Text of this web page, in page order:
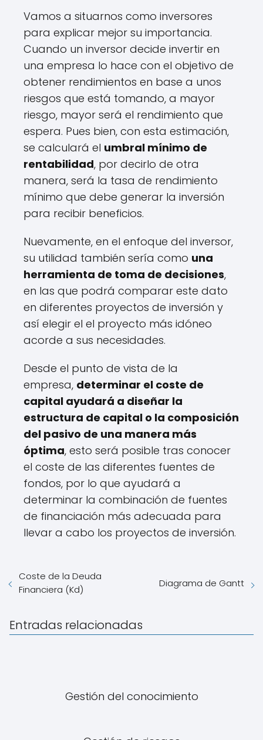
Vamos a situarnos como inversores
para explicar mejor su importancia.
Cuando un inversor decide invertir en
una empresa lo hace con el objetivo de
obtener rendimientos en base a unos
riesgos que está tomando, a mayor
riesgo, mayor será el rendimiento que
espera. Pues bien, con esta estimación,
se calculará el umbral mínimo de
rentabilidad, por decirlo de otra
manera, será la tasa de rendimiento
mínimo que debe generar la inversión
para recibir beneficios.
Nuevamente, en el enfoque del inversor,
su utilidad también sería como una
herramienta de toma de decisiones,
en las que podrá comparar este dato
en diferentes proyectos de inversión y
así elegir el el proyecto más idóneo
acorde a sus necesidades.
Desde el punto de vista de la
empresa, determinar el coste de
capital ayudará a diseñar la
estructura de capital o la composición
del pasivo de una manera más
óptima, esto será posible tras conocer
el coste de las diferentes fuentes de
fondos, por lo que ayudará a
determinar la combinación de fuentes
de financiación más adecuada para
llevar a cabo los proyectos de inversión.
Coste de la Deuda
Financiera (Kd)
Diagrama de Gantt
Entradas relacionadas
Gestión del conocimiento